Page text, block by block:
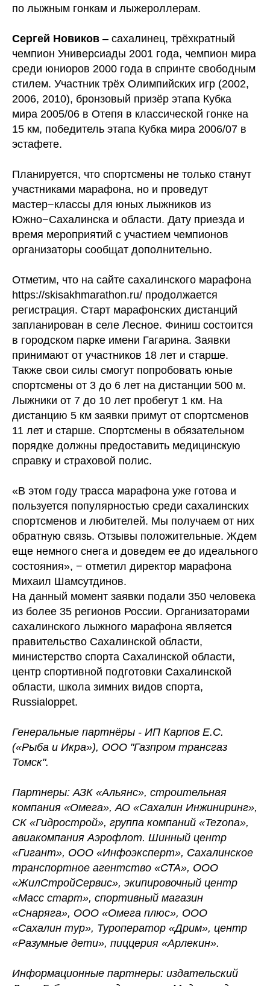
по лыжным гонкам и лыжероллерам.
Сергей Новиков – сахалинец, трёхкратный
чемпион Универсиады 2001 года, чемпион мира
среди юниоров 2000 года в спринте свободным
стилем. Участник трёх Олимпийских игр (2002,
2006, 2010), бронзовый призёр этапа Кубка
мира 2005/06 в Отепя в классической гонке на
15 км, победитель этапа Кубка мира 2006/07 в
эстафете.
Планируется, что спортсмены не только станут
участниками марафона, но и проведут
мастер−классы для юных лыжников из
Южно−Сахалинска и области. Дату приезда и
время мероприятий с участием чемпионов
организаторы сообщат дополнительно.
Отметим, что на сайте сахалинского марафона
https://skisakhmarathon.ru/ продолжается
регистрация. Старт марафонских дистанций
запланирован в селе Лесное. Финиш состоится
в городском парке имени Гагарина. Заявки
принимают от участников 18 лет и старше.
Также свои силы смогут попробовать юные
спортсмены от 3 до 6 лет на дистанции 500 м.
Лыжники от 7 до 10 лет пробегут 1 км. На
дистанцию 5 км заявки примут от спортсменов
11 лет и старше. Спортсмены в обязательном
порядке должны предоставить медицинскую
справку и страховой полис.
«В этом году трасса марафона уже готова и
пользуется популярностью среди сахалинских
спортсменов и любителей. Мы получаем от них
обратную связь. Отзывы положительные. Ждем
еще немного снега и доведем ее до идеального
состояния», − отметил директор марафона
Михаил Шамсутдинов.
На данный момент заявки подали 350 человека
из более 35 регионов России. Организаторами
сахалинского лыжного марафона является
правительство Сахалинской области,
министерство спорта Сахалинской области,
центр спортивной подготовки Сахалинской
области, школа зимних видов спорта,
Russialoppet.
Генеральные партнёры - ИП Карпов Е.С.
(«Рыба и Икра»), ООО "Газпром трансгаз
Томск".
Партнеры: АЗК «Альянс», строительная
компания «Омега», АО «Сахалин Инжиниринг»,
СК «Гидрострой», группа компаний «Tezona»,
авиакомпания Аэрофлот. Шинный центр
«Гигант», ООО «Инфоэксперт», Сахалинское
транспортное агентство «СТА», ООО
«ЖилСтройСервис», экипировочный центр
«Масс старт», спортивный магазин
«Снаряга», ООО «Омега плюс», ООО
«Сахалин тур», Туроператор «Дрим», центр
«Разумные дети», пиццерия «Арлекин».
Информационные партнеры: издательский